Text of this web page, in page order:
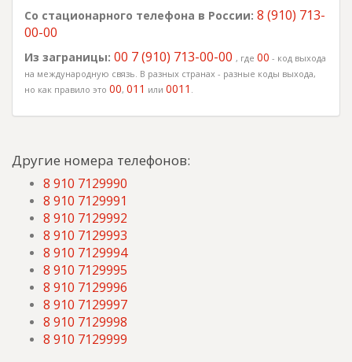
Со стационарного телефона в России: 8 (910) 713-
00-00
Из заграницы: 00 7 (910) 713-00-00 , где 00 - код выхода
на международную связь. В разных странах - разные коды выхода,
но как правило это 00, 011 или 0011 .
Другие номера телефонов:
8 910 7129990
8 910 7129991
8 910 7129992
8 910 7129993
8 910 7129994
8 910 7129995
8 910 7129996
8 910 7129997
8 910 7129998
8 910 7129999